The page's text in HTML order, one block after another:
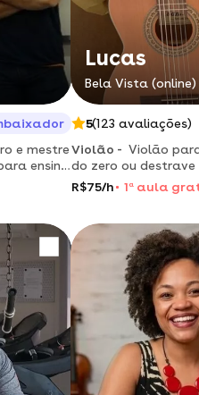
e mestre
ensino
Lucas
Bela Vista (online)
5(123 avaliações)
Violão - Violão
do zero ou
músicas preferidas
R$75/h 1 a aula